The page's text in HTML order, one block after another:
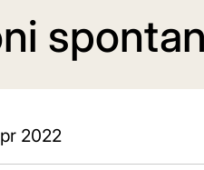
2022